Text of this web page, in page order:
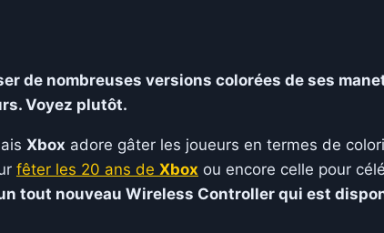
de nombreuses versions colorées de ses
Voyez plutôt.
Xbox adore gâter les joueurs en termes de
fêter les 20 ans de Xbox ou encore celle pour
tout nouveau Wireless Controller qui est